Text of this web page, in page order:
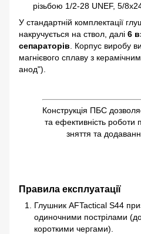
різьбою 1/2-28 UNEF, 5/
У стандартній комплектації
накручується на ствол, далі 6
сепараторів . Корпус виробу
магнієвого сплаву з
анод").
Конструкція ПБС
та ефективність роботи
зняття та
Правила експлуатації
Глушник AFTactical S44
одиночними пострілами
короткими чергами).